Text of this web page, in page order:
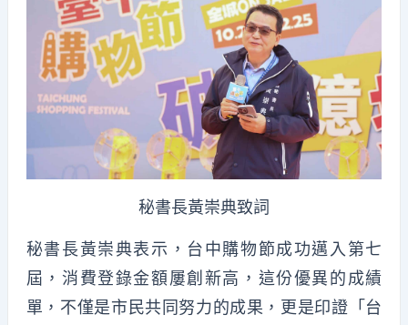
秘書長黃崇典致詞
秘書長黃崇典表示，台中購物節成功邁入第七
屆，消費登錄金額屢創新高，這份優異的成績
單，不僅是市民共同努力的成果，更是印證「台